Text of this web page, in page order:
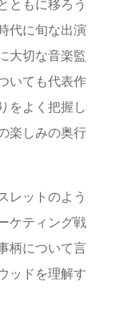
ともに移ろう
代に旬な出演
大切な音楽監
いても代表作
をよく把握し
楽しみの奥行
レットのよう
ケティング戦
柄について言
ッドを理解す